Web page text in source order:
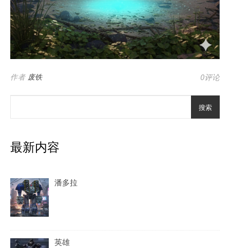
作者 废铁 0评论
搜索
最新内容
潘多拉
英雄